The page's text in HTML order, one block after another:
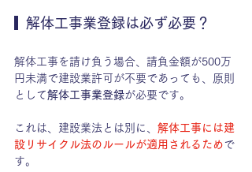
  解体工事業登録は必ず必要？
解体工事を請け負う場合、請負金額が500万
円未満で建設業許可が不要であっても、原則
として解体工事業登録が必要です。
これは、建設業法とは別に、 解体工事には建
設リサイクル法のルールが適用されるため で
す。